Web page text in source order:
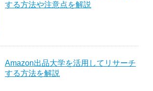
する方法や注意点を解説
Amazon出品大学を活用してリサーチ
する方法を解説